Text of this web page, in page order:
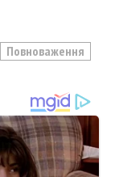
Повноваження